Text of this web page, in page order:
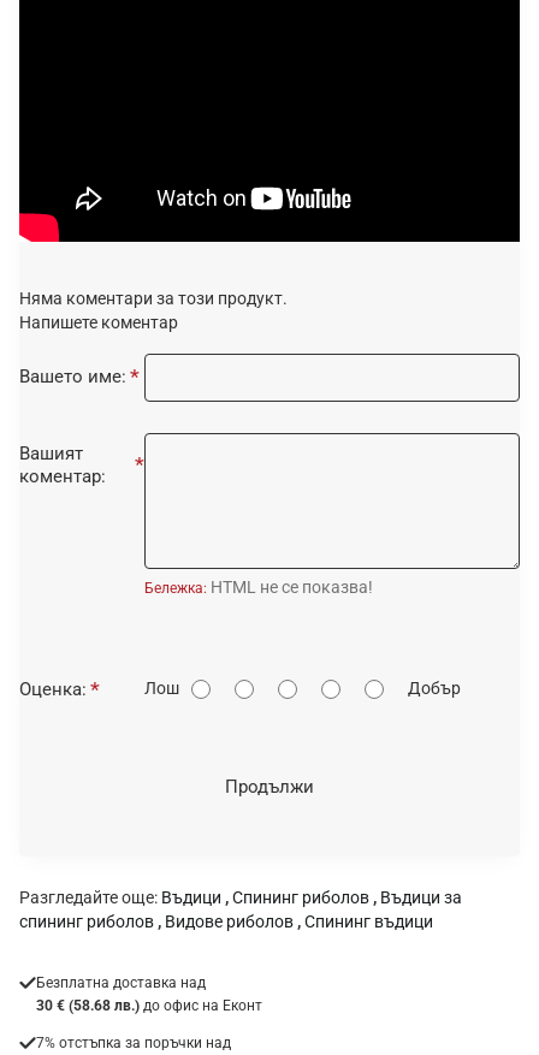
Няма коментари за този продукт.
Напишете коментар
Вашето име:
Вашият
коментар:
Бележка: HTML не се показва!
О
Оценка: Лош Добър
Продължи
Разгледайте още: Въдици ,Спининг риболов , Въдици за
спининг риболов , Видове риболов ,Спининг въдици
Безплатна доставка над
30 € (58.68 лв.) до офис на Еконт
7% отстъпка за поръчки над